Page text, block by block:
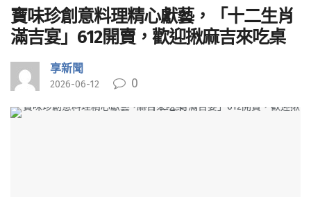
寶味珍創意料理精心獻藝，「十二生肖
滿吉宴」612開賣，歡迎揪麻吉來吃桌
享新聞
2026-06-12 0